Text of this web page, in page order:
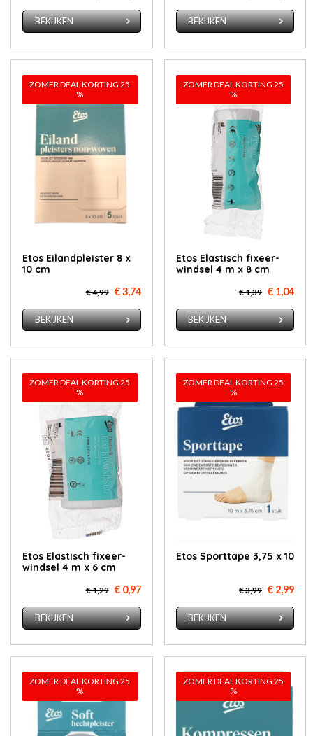
BEKIJKEN BEKIJKEN
ZOMER DEAL KORTING 25
%
Etos Ei­land­pleis­ter 8 x
10 cm
€ 4,99 € 3,74
BEKIJKEN
ZOMER DEAL KORTING 25
%
Etos Elas­tisch fixeer­
wind­sel 4 m x 8 cm
€ 1,39 € 1,04
BEKIJKEN
ZOMER DEAL KORTING 25
%
Etos Elas­tisch fixeer­
wind­sel 4 m x 6 cm
€ 1,29 € 0,97
BEKIJKEN
ZOMER DEAL KORTING 25
%
Etos Sport­ta­pe 3,75 x 10
€ 3,99 € 2,99
BEKIJKEN
ZOMER DEAL KORTING 25
%
ZOMER DEAL KORTING 25
%